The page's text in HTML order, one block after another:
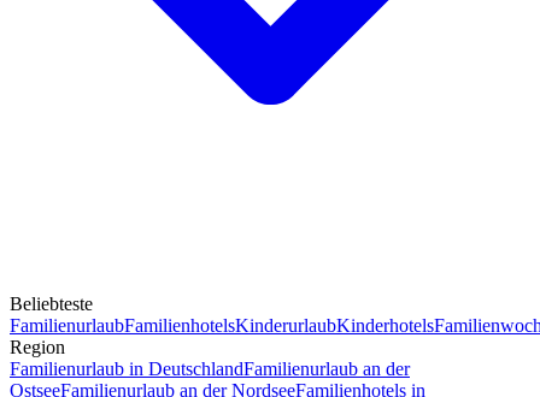
Beliebteste
FamilienurlaubFamilienhotelsKinderurlaubKinderhotels
Region
Familienurlaub in DeutschlandFamilienurlaub an der
OstseeFamilienurlaub an der NordseeFamilienhotels in